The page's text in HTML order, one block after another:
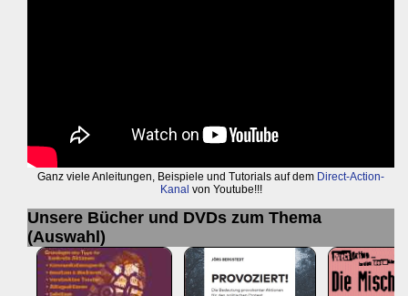
Ganz viele Anleitungen, Beispiele und Tutorials auf dem Direct-Action-
Kanal von Youtube!!!
Unsere Bücher und DVDs zum Thema
(Auswahl)